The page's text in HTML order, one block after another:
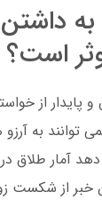
است؟
و پایدار از
توانند به
آمار طلاق
خبر از شکست